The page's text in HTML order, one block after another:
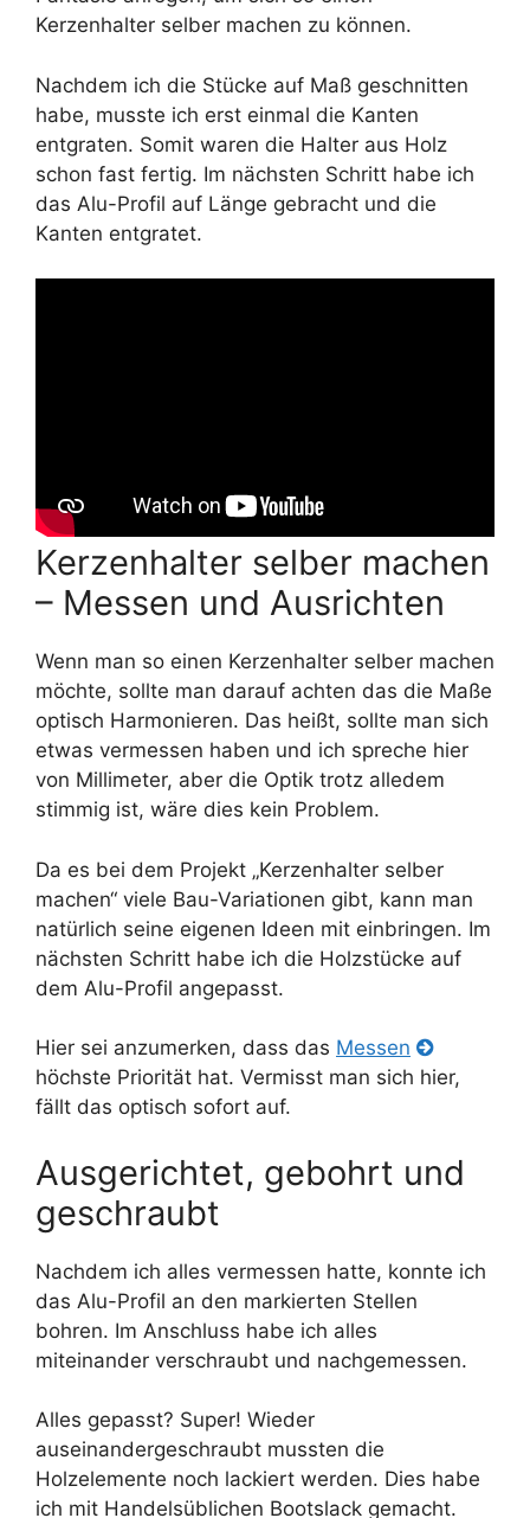
Kerzenhalter selber machen zu können.
Nachdem ich die Stücke auf Maß geschnitten
habe, musste ich erst einmal die Kanten
entgraten. Somit waren die Halter aus Holz
schon fast fertig. Im nächsten Schritt habe ich
das Alu-Profil auf Länge gebracht und die
Kanten entgratet.
Kerzenhalter selber machen
– Messen und Ausrichten
Wenn man so einen Kerzenhalter selber machen
möchte, sollte man darauf achten das die Maße
optisch Harmonieren. Das heißt, sollte man sich
etwas vermessen haben und ich spreche hier
von Millimeter, aber die Optik trotz alledem
stimmig ist, wäre dies kein Problem.
Da es bei dem Projekt „Kerzenhalter selber
machen“ viele Bau-Variationen gibt, kann man
natürlich seine eigenen Ideen mit einbringen. Im
nächsten Schritt habe ich die Holzstücke auf
dem Alu-Profil angepasst.
Hier sei anzumerken, dass das Messen
höchste Priorität hat. Vermisst man sich hier,
fällt das optisch sofort auf.
Ausgerichtet, gebohrt und
geschraubt
Nachdem ich alles vermessen hatte, konnte ich
das Alu-Profil an den markierten Stellen
bohren. Im Anschluss habe ich alles
miteinander verschraubt und nachgemessen.
Alles gepasst? Super! Wieder
auseinandergeschraubt mussten die
Holzelemente noch lackiert werden. Dies habe
ich mit Handelsüblichen Bootslack gemacht.